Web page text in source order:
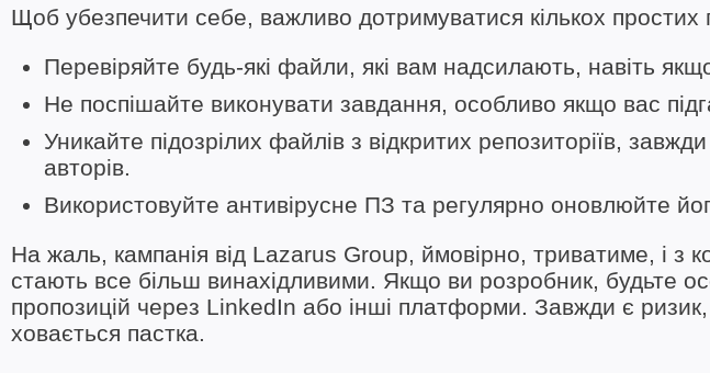
Щоб убезпечити себе, важливо дотримуватися кількох простих
Перевіряйте будь-які файли, які вам надсилають, навіть
Не поспішайте виконувати завдання, особливо якщо вас
Уникайте підозрілих файлів з відкритих репозиторіїв,
авторів.
Використовуйте антивірусне ПЗ та регулярно оновлюйте
На жаль, кампанія від Lazarus Group, ймовірно, триватиме, і з
стають все більш винахідливими. Якщо ви розробник, будьте
пропозицій через LinkedIn або інші платформи. Завжди є
ховається пастка.